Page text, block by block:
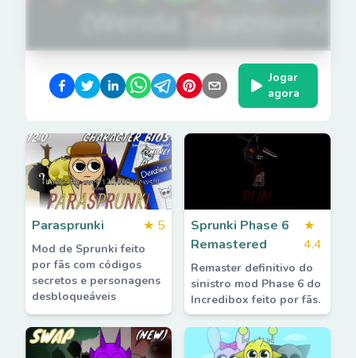
Jogar
agora
Parasprunki ★ 5
Mod de Sprunki feito
por fãs com códigos
secretos e personagens
desbloqueáveis
Sprunki Phase 6
Remastered
★
4.4
Remaster definitivo do
sinistro mod Phase 6 do
Incredibox feito por fãs.